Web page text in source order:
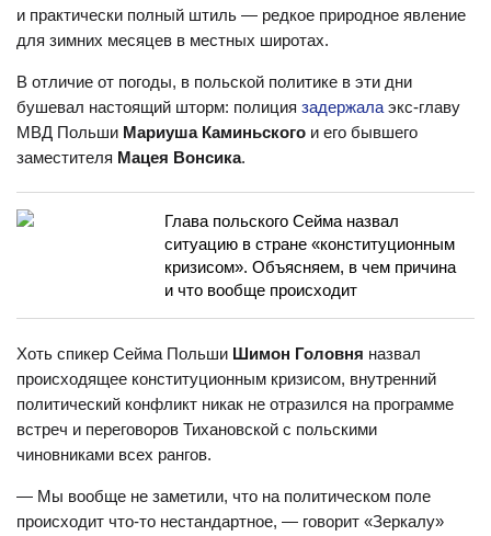
и практически полный штиль — редкое природное явление
для зимних месяцев в местных широтах.
В отличие от погоды, в польской политике в эти дни
бушевал настоящий шторм: полиция задержала экс-главу
МВД Польши Мариуша Каминьского и его бывшего
заместителя Мацея Вонсика.
Глава польского Сейма назвал
ситуацию в стране «конституционным
кризисом». Объясняем, в чем причина
и что вообще происходит
Хоть спикер Сейма Польши Шимон Головня назвал
происходящее конституционным кризисом, внутренний
политический конфликт никак не отразился на программе
встреч и переговоров Тихановской с польскими
чиновниками всех рангов.
— Мы вообще не заметили, что на политическом поле
происходит что-то нестандартное, — говорит «Зеркалу»